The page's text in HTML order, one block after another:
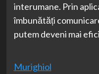
interumane. Prin
îmbunătăți
putem deveni mai
Murighiol